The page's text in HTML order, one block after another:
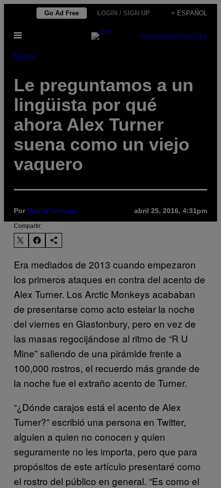
contenido
Go Ad Free LOGIN / SIGN UP + ESPAÑOL
Abrir
SUBSCRIBENEWSLETTER
Música
Le preguntamos a un
lingüista por qué
ahora Alex Turner
suena como un viejo
vaquero
Por Dan Wilkinson abril 25, 2016, 4:31pm
Compartir:
Era mediados de 2013 cuando empezaron
los primeros ataques en contra del acento de
Alex Turner. Los Arctic Monkeys acababan
de presentarse como acto estelar la noche
del viernes en Glastonbury, pero en vez de
las masas regocijándose al ritmo de “R U
Mine” saliendo de una pirámide frente a
100,000 rostros, el recuerdo más grande de
la noche fue el extraño acento de Turner.
“¿Dónde carajos está el acento de Alex
Turner?” escribió una persona en Twitter,
alguien a quien no conocen y quien
seguramente no les importa, pero que para
propósitos de este artículo presentaré como
el rostro del público en general. “Es como el